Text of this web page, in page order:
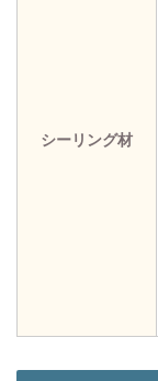
シーリング材